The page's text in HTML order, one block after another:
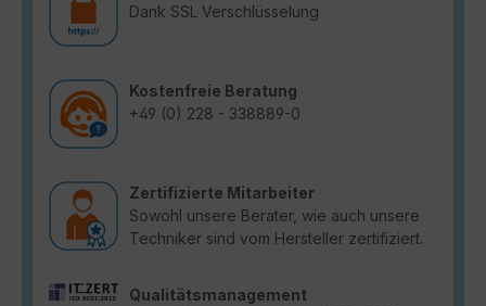
Dank SSL Verschlüsselung
Kostenfreie Beratung
+49 (0) 228 - 338889-0
Zertifizierte Mitarbeiter
Sowohl unsere Berater, wie auch unsere
Techniker sind vom Hersteller zertifiziert.
Qualitätsmanagement